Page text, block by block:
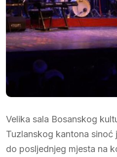
Velika sala Bosanskog
Tuzlanskog kantona sinoć
do posljednjeg mjesta na